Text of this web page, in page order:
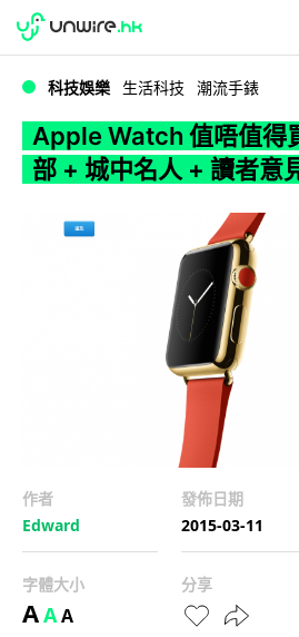
WWDC 2026
科技娛樂 生活科技 潮流手錶
Apple Watch 值唔值得
部 + 城中名人 + 讀者意
作者
Edward
發佈日期
2015-03-11
字體大小
AAA
分享